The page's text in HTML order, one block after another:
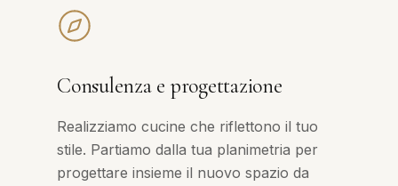
Consulenza e progettazione
Realizziamo cucine che riflettono il tuo
stile. Partiamo dalla tua planimetria per
progettare insieme il nuovo spazio da